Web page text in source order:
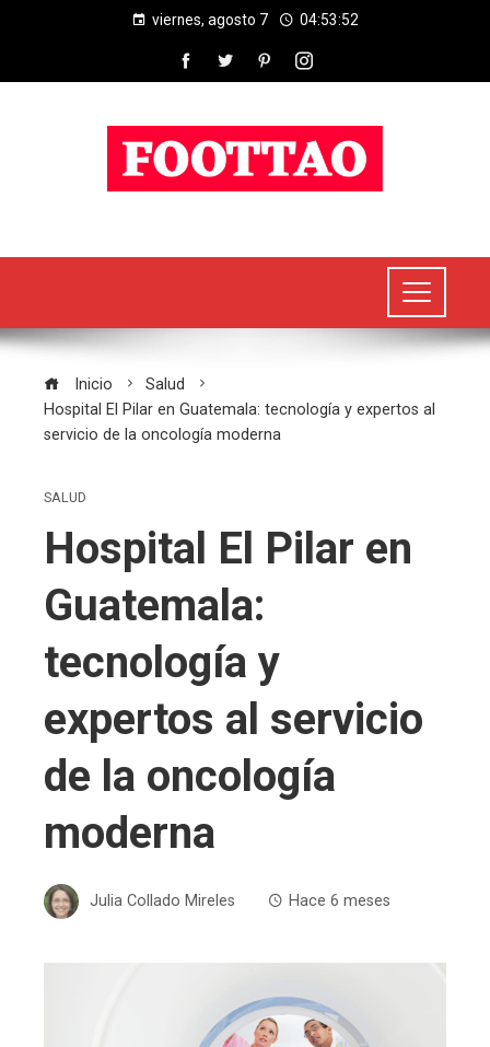
viernes, agosto 7 04:53:53
Inicio
Salud
Hospital El Pilar en Guatemala: tecnología y expertos al
servicio de la oncología moderna
SALUD
Hospital El Pilar en
Guatemala:
tecnología y
expertos al servicio
de la oncología
moderna
Julia Collado Mireles Hace 6 meses